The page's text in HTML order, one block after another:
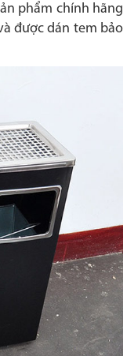
phẩm chính hãng
được dán tem bảo